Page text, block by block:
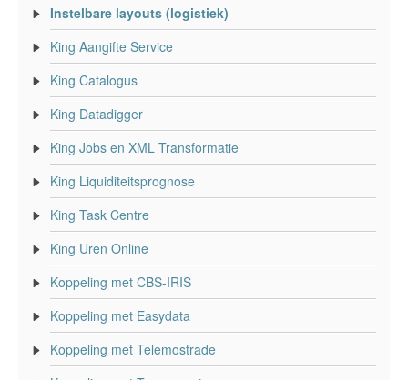
Instelbare layouts (logistiek)
King Aangifte Service
King Catalogus
King Datadigger
King Jobs en XML Transformatie
King Liquiditeitsprognose
King Task Centre
King Uren Online
Koppeling met CBS-IRIS
Koppeling met Easydata
Koppeling met Telemostrade